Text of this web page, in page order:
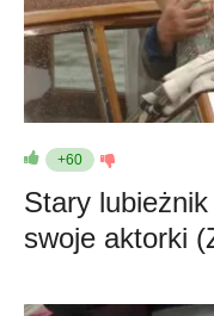
+60
Stary
swoje aktorki